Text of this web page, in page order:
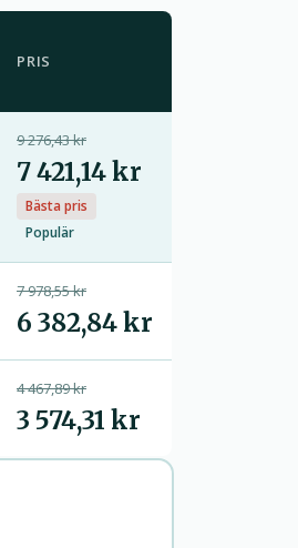
PRIS
9 276,43 kr
7 421,14 kr
Bästa pris
Populär
7 978,55 kr
6 382,84 kr
4 467,89 kr
3 574,31 kr